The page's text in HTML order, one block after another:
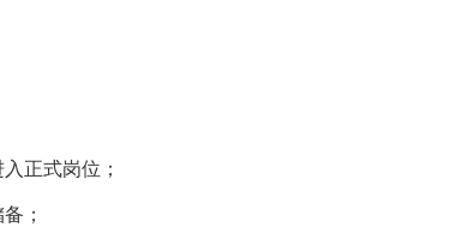
正式岗位；
；